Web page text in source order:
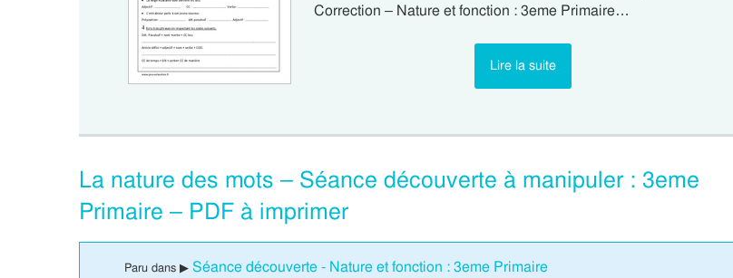
Correction – Nature et fonction : 3eme Primaire…
Lire la suite
La nature des mots – Séance découverte à manipuler : 3eme
Primaire – PDF à imprimer
Paru dans ▶ Séance découverte - Nature et fonction : 3eme Primaire